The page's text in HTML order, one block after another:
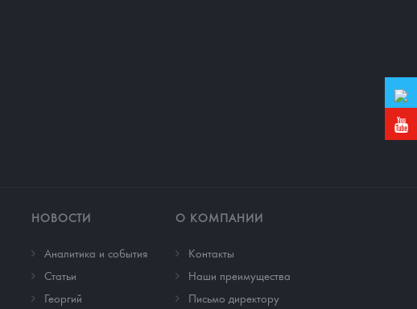
НОВОСТИ
Аналитика и события
Cтатьи
Георгий
О КОМПАНИИ
Контакты
Наши преимущества
Письмо директору